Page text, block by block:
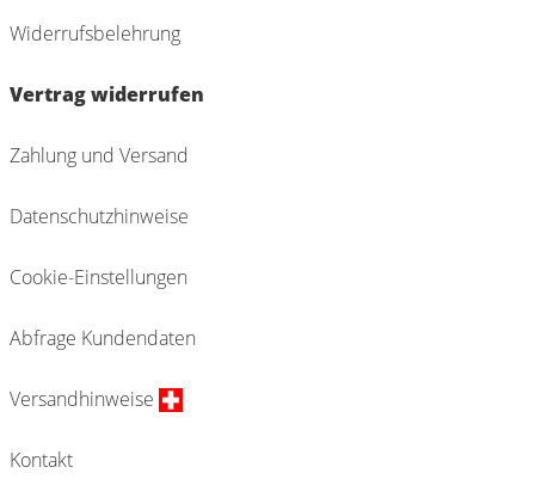
Widerrufsbelehrung
Vertrag widerrufen
Zahlung und Versand
Datenschutzhinweise
Cookie-Einstellungen
Abfrage Kundendaten
Versandhinweise
Kontakt